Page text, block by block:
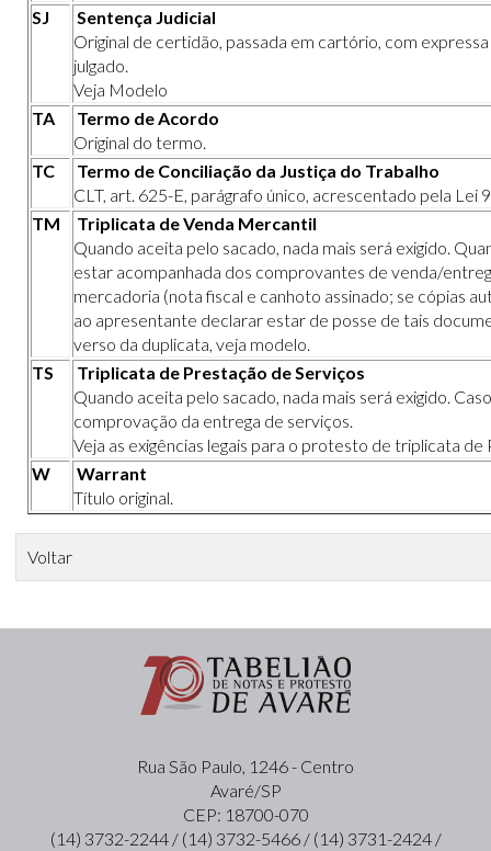
SJ
Sentença Judicial
Original de certidão, passada em cartório, com
julgado.
Veja Modelo
TA
Termo de Acordo
Original do termo.
TC
Termo de Conciliação da Justiça do Trabalho
CLT, art. 625-E, parágrafo único, acrescentado pela
TM
Triplicata de Venda Mercantil
Quando aceita pelo sacado, nada mais será exigido.
estar acompanhada dos comprovantes de venda/
mercadoria (nota fiscal e canhoto assinado; se cópias
ao apresentante declarar estar de posse de tais
verso da duplicata,veja modelo.
TS
Triplicata de Prestação de Serviços
Quando aceita pelo sacado, nada mais será exigido.
comprovação da entrega de serviços.
Veja as exigências legais para o protesto de triplicata
W
Warrant
Título original.
Voltar
Rua São Paulo, 1246 - Centro
Avaré/SP
CEP: 18700-070
(14) 3732-2244 / (14) 3732-5466 / (14) 3731-2424 /